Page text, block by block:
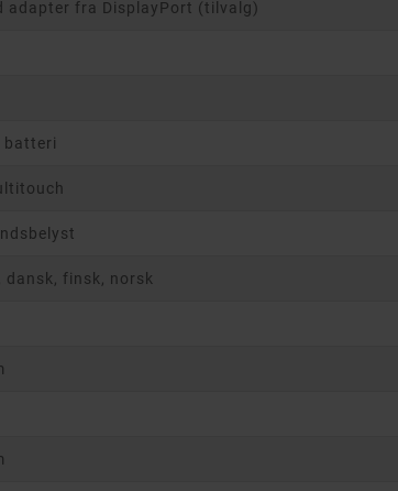
adapter fra DisplayPort (tilvalg)
batteri
dansk, finsk, norsk